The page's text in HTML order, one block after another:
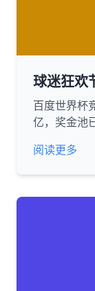
球迷狂欢
百度世界杯
亿，奖金池
阅读更多